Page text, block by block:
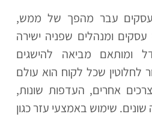
עבר מהפך של ממש,
עסקים ומנהלים שפניה ישירה
ומותאם מביאה להישגים
לחלוטין שכל לקוח הוא עולם
אחרים, העדפות שונות,
שונים. שימוש באמצעי עזר כגון